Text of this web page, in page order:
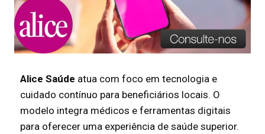
Alice Saúde atua com foco em tecnologia e
cuidado contínuo para beneficiários locais. O
modelo integra médicos e ferramentas digitais
para oferecer uma experiência de saúde superior.